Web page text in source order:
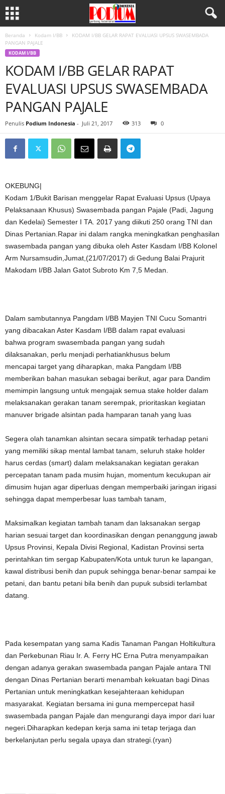
Beranda Kodam I/BB
KODAM I/BB GELAR RAPAT EVALUASI UPSUS SWASEMBADA
PANGAN PAJALE
KODAM I/BB
KODAM I/BB GELAR RAPAT
EVALUASI UPSUS SWASEMBADA
PANGAN PAJALE
Penulis Podium Indonesia - Juli 21, 2017 313 0
OKEBUNG|
Kodam 1/Bukit Barisan menggelar Rapat Evaluasi Upsus (Upaya
Pelaksanaan Khusus) Swasembada pangan Pajale (Padi, Jagung
dan Kedelai) Semester I TA. 2017 yang diikuti 250 orang TNI dan
Dinas Pertanian.Rapar ini dalam rangka meningkatkan penghasilan
swasembada pangan yang dibuka oleh Aster Kasdam I/BB Kolonel
Arm Nursamsudin,Jumat,(21/07/2017) di Gedung Balai Prajurit
Makodam I/BB Jalan Gatot Subroto Km 7,5 Medan.
Dalam sambutannya Pangdam I/BB Mayjen TNI Cucu Somantri
yang dibacakan Aster Kasdam I/BB dalam rapat evaluasi
bahwa program swasembada pangan yang sudah
dilaksanakan, perlu menjadi perhatiankhusus belum
mencapai target yang diharapkan, maka Pangdam I/BB
memberikan bahan masukan sebagai berikut, agar para Dandim
memimpin langsung untuk mengajak semua stake holder dalam
melaksanakan gerakan tanam serempak, prioritaskan kegiatan
manuver brigade alsintan pada hamparan tanah yang luas
Segera olah tanamkan alsintan secara simpatik terhadap petani
yang memiliki sikap mental lambat tanam, seluruh stake holder
harus cerdas (smart) dalam melaksanakan kegiatan gerakan
percepatan tanam pada musim hujan, momentum kecukupan air
dimusim hujan agar diperluas dengan memperbaiki jaringan irigasi
sehingga dapat memperbesar luas tambah tanam,
Maksimalkan kegiatan tambah tanam dan laksanakan sergap
harian sesuai target dan koordinasikan dengan penanggung jawab
Upsus Provinsi, Kepala Divisi Regional, Kadistan Provinsi serta
perintahkan tim sergap Kabupaten/Kota untuk turun ke lapangan,
kawal distribusi benih dan pupuk sehingga benar-benar sampai ke
petani, dan bantu petani bila benih dan pupuk subsidi terlambat
datang.
Pada kesempatan yang sama Kadis Tanaman Pangan Holtikultura
dan Perkebunan Riau Ir. A. Ferry HC Erna Putra menyampaikan
dengan adanya gerakan swasembada pangan Pajale antara TNI
dengan Dinas Pertanian berarti menambah kekuatan bagi Dinas
Pertanian untuk meningkatkan kesejahteraan kehidupan
masyarakat. Kegiatan bersama ini guna mempercepat hasil
swasembada pangan Pajale dan mengurangi daya impor dari luar
negeri.Diharapkan kedepan kerja sama ini tetap terjaga dan
berkelanjutan perlu segala upaya dan strategi.(ryan)